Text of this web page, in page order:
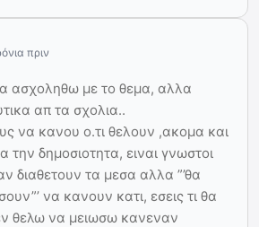
πριν
ασχοληθω με το θεμα, αλλα
απ τα σχολια..
να κανου ο.τι θελουν ,ακομα και
την δημοσιοτητα, ειναι γνωστοι
διαθετουν τα μεσα αλλα ”’θα
να κανουν κατι, εσεις τι θα
θελω να μειωσω κανεναν